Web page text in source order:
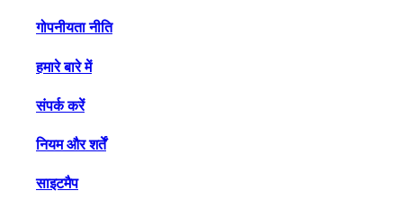
गोपनीयता नीति
हमारे बारे में
संपर्क करें
नियम और शर्तें
साइटमैप